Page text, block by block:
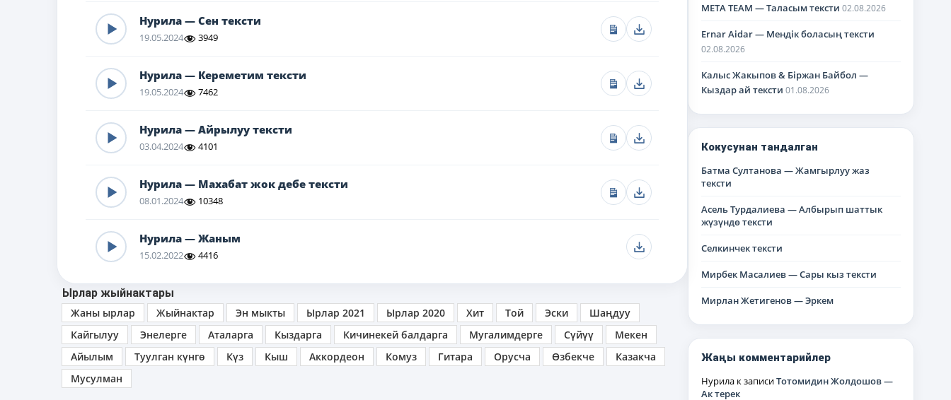
META TEAM — Таласым тексти 02.08.2026
Ernar Aidar — Мендік боласың тексти
02.08.2026
Калыс Жакыпов & Біржан Байбол —
Кыздар ай тексти 01.08.2026
Кокусунан тандалган
Батма Султанова — Жамгырлуу жаз
тексти
Асель Турдалиева — Албырып шаттык
жүзүндө тексти
Селкинчек тексти
Мирбек Масалиев — Сары кыз тексти
Мирлан Жетигенов — Эркем
Жаңы комментарийлер
Нурила к записиТотомидин Жолдошов —
Ак терек
Нурила — Сен тексти
19.05.2024 3949
Нурила — Кереметим тексти
19.05.2024 7462
Нурила — Айрылуу тексти
03.04.2024 4101
Нурила — Махабат жок дебе тексти
08.01.2024 10348
Нурила — Жаным
15.02.2022 4416
Ырлар жыйнактары
Жаны ырлар
Жыйнактар Эн мыкты Ырлар 2021 Ырлар 2020 Хит Той Эски
Шаңдуу
Кайгылуу
Энелерге Аталарга Кыздарга Кичинекей балдарга Мугалимдерге Сүйүү
Мекен
Айылым
Туулган күнгө Күз Кыш Аккордеон Комуз Гитара Орусча Өзбекче
Казакча
Мусулман